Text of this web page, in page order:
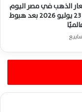
الذهب في مصر اليوم
الخميس 23 يوليو 2026 بعد هبوط